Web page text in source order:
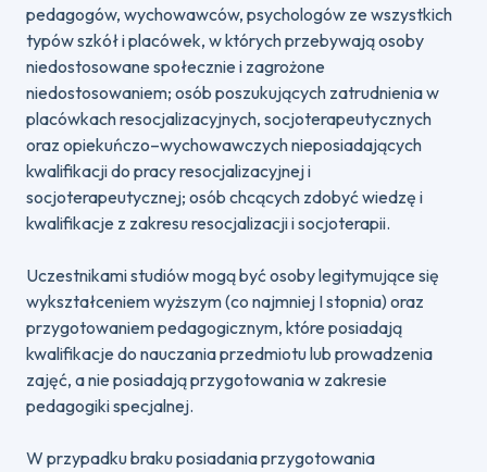
pedagogów, wychowawców, psychologów ze wszystkich
typów szkół i placówek, w których przebywają osoby
niedostosowane społecznie i zagrożone
niedostosowaniem; osób poszukujących zatrudnienia w
placówkach resocjalizacyjnych, socjoterapeutycznych
oraz opiekuńczo–wychowawczych nieposiadających
kwalifikacji do pracy resocjalizacyjnej i
socjoterapeutycznej; osób chcących zdobyć wiedzę i
kwalifikacje z zakresu resocjalizacji i socjoterapii.
Uczestnikami studiów mogą być osoby legitymujące się
wykształceniem wyższym (co najmniej I stopnia) oraz
przygotowaniem pedagogicznym, które posiadają
kwalifikacje do nauczania przedmiotu lub prowadzenia
zajęć, a nie posiadają przygotowania w zakresie
pedagogiki specjalnej.
W przypadku braku posiadania przygotowania